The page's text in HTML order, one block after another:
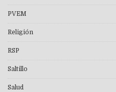
PVEM
Religión
RSP
Saltillo
Salud